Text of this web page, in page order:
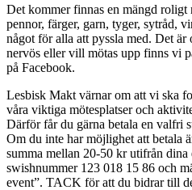
Det kommer finnas en mängd roligt
pennor, färger, garn, tyger, sytråd,
något för alla att pyssla med. Det
nervös eller vill mötas upp finns vi
på Facebook.
Lesbisk Makt värnar om att vi ska
våra viktiga mötesplatser och
Därför får du gärna betala en valfri
Om du inte har möjlighet att betala
summa mellan 20-50 kr utifrån
swishnummer 123 018 15 86 och
event”. TACK för att du bidrar till